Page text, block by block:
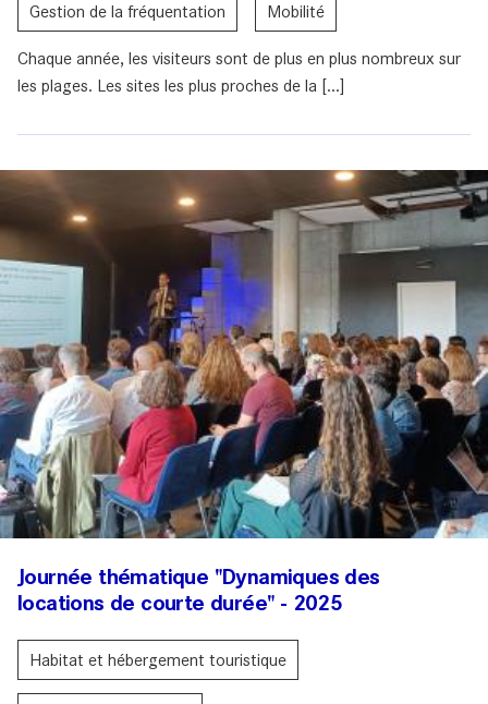
Gestion de la fréquentation Mobilité
Chaque année, les visiteurs sont de plus en plus nombreux sur
les plages. Les sites les plus proches de la [...]
Journée thématique "Dynamiques des
locations de courte durée" - 2025
Habitat et hébergement touristique